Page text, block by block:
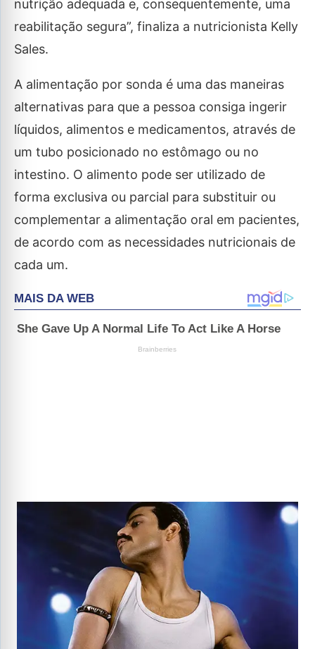
nutrição adequada e, consequentemente, uma
reabilitação segura”, finaliza a nutricionista Kelly
Sales.
A alimentação por sonda é uma das maneiras
alternativas para que a pessoa consiga ingerir
líquidos, alimentos e medicamentos, através de
um tubo posicionado no estômago ou no
intestino. O alimento pode ser utilizado de
forma exclusiva ou parcial para substituir ou
complementar a alimentação oral em pacientes,
de acordo com as necessidades nutricionais de
cada um.